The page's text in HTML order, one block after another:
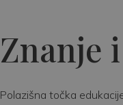
Znanje
Polazišna točka